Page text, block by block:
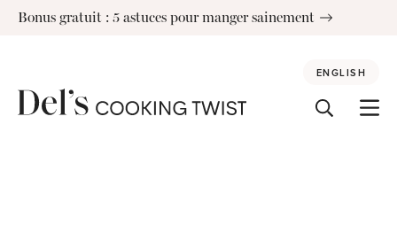
SkipBonus gratuit : 5 astuces pour manger sainement
ENGLISH